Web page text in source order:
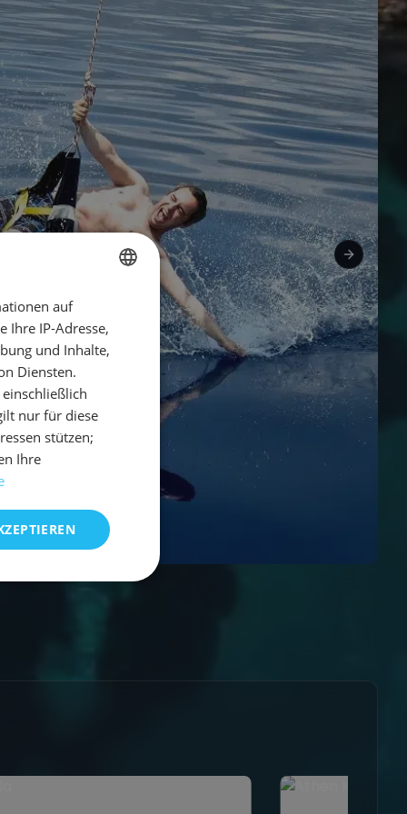
GERMAN
auf
Ihre IP-Adresse,
und Inhalte,
Diensten.
nur für diese
stützen;
Ihre